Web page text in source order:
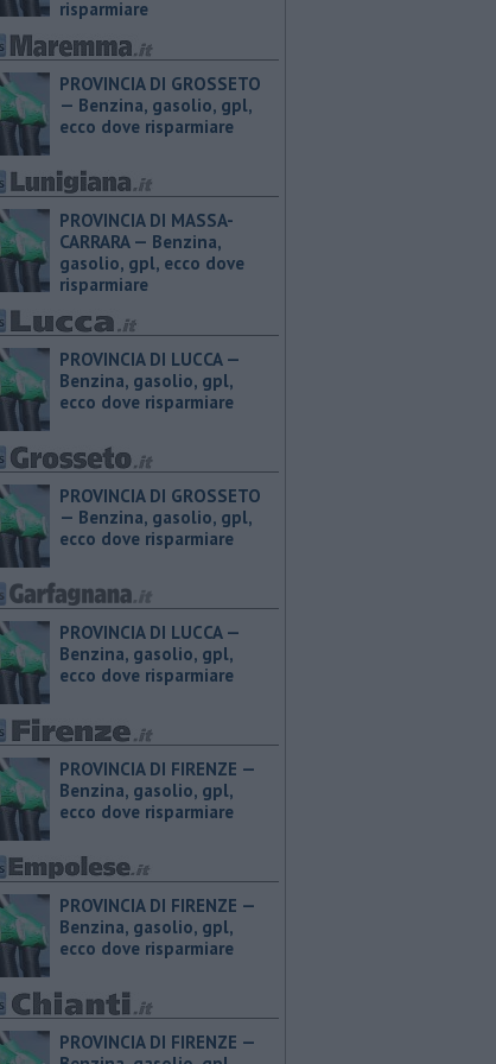
risparmiare
PROVINCIA DI GROSSETO
— ​Benzina, gasolio, gpl,
ecco dove risparmiare
PROVINCIA DI MASSA-
CARRARA — ​Benzina,
gasolio, gpl, ecco dove
risparmiare
PROVINCIA DI LUCCA — ​
Benzina, gasolio, gpl,
ecco dove risparmiare
PROVINCIA DI GROSSETO
— ​Benzina, gasolio, gpl,
ecco dove risparmiare
PROVINCIA DI LUCCA — ​
Benzina, gasolio, gpl,
ecco dove risparmiare
PROVINCIA DI FIRENZE — ​
Benzina, gasolio, gpl,
ecco dove risparmiare
PROVINCIA DI FIRENZE — ​
Benzina, gasolio, gpl,
ecco dove risparmiare
PROVINCIA DI FIRENZE — ​